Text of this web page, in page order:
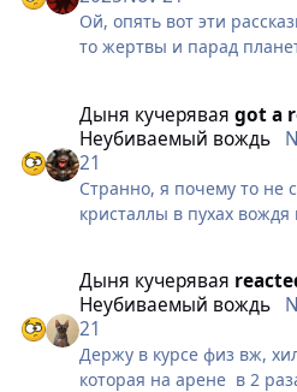
Ой, опять вот эти
то жертвы и парад
рассказывают о каких то
Обычное варспировское
Дыня кучерявая got a
Неубиваемый вождь
21
Странно, я почему то не
кристаллы в пухах
будки не вампом, а одной
играет через физ
рассказывать про
минутный видос
Дыня кучерявая
Неубиваемый вождь
21
Держу в курсе физ вж,
которая на арене в 2